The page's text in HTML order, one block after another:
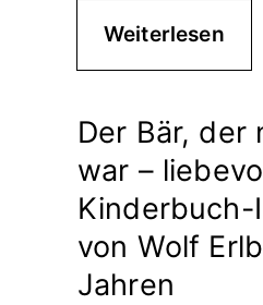
Weiterlesen
Der Bär, der
war –
Kinderbuch-
von Wolf
Jahren